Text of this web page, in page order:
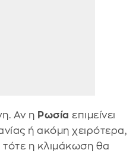
Αν η Ρωσία επιμείνει
ή ακόμη χειρότερα,
τότε η κλιμάκωση θα